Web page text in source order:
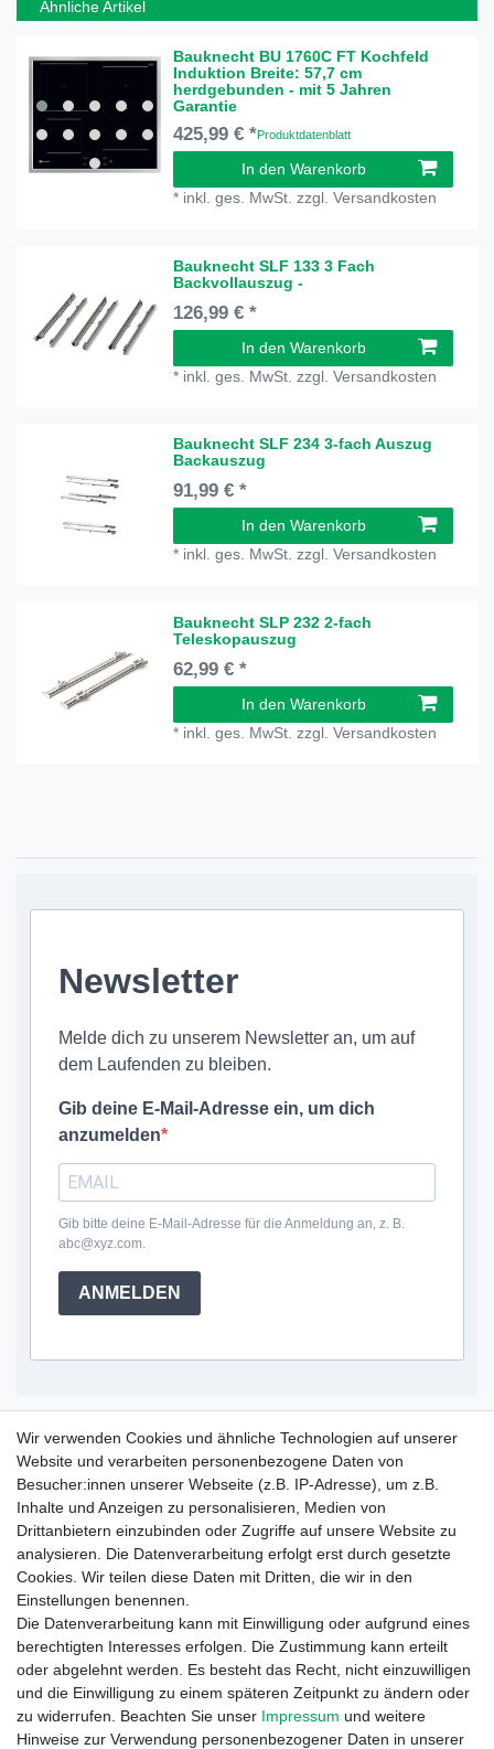
Ähnliche Artikel
Bauknecht BU 1760C FT Kochfeld
Induktion Breite: 57,7 cm
herdgebunden - mit 5 Jahren
Garantie
Produktdatenblatt
425,99 € *
In den Warenkorb
* inkl. ges. MwSt. zzgl.Versandkosten
Bauknecht SLF 133 3 Fach
Backvollauszug -
126,99 € *
In den Warenkorb
* inkl. ges. MwSt. zzgl.Versandkosten
Bauknecht SLF 234 3-fach Auszug
Backauszug
91,99 € *
In den Warenkorb
* inkl. ges. MwSt. zzgl.Versandkosten
Bauknecht SLP 232 2-fach
Teleskopauszug
62,99 € *
In den Warenkorb
* inkl. ges. MwSt. zzgl.Versandkosten
Newsletter
Melde dich zu unserem Newsletter an, um auf
dem Laufenden zu bleiben.
Gib deine E-Mail-Adresse ein, um dich
anzumelden
Gib bitte deine E-Mail-Adresse für die Anmeldung an, z. B.
abc@xyz.com.
ANMELDEN
Service Hotline
+49 (0) 52 50 / 99 290 30
Montag - Freitag, 09:00 - 15:30
Informationen
Zahlung und Versand
Garantieerklärung
Info Reklamationen
Batteriegesetz
Vertrag widerrufen
Wir verwenden Cookies und ähnliche Technologien auf unserer
Website und verarbeiten personenbezogene Daten von
Besucher:innen unserer Webseite (z.B. IP-Adresse), um z.B.
Inhalte und Anzeigen zu personalisieren, Medien von
Drittanbietern einzubinden oder Zugriffe auf unsere Website zu
analysieren. Die Datenverarbeitung erfolgt erst durch gesetzte
Cookies. Wir teilen diese Daten mit Dritten, die wir in den
Einstellungen benennen.
Die Datenverarbeitung kann mit Einwilligung oder aufgrund eines
berechtigten Interesses erfolgen. Die Zustimmung kann erteilt
oder abgelehnt werden. Es besteht das Recht, nicht einzuwilligen
und die Einwilligung zu einem späteren Zeitpunkt zu ändern oder
zu widerrufen. Beachten Sie unser Impressum und weitere
Hinweise zur Verwendung personenbezogener Daten in unserer